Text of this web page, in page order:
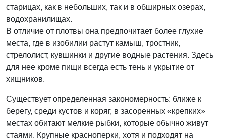
старицах, как в небольших, так и в обширных озерах,
водохранилищах.
В отличие от плотвы она предпочитает более глухие
места, где в изобилии растут камыш, тростник,
стрелолист, кувшинки и другие водные растения. Здесь
для нее кроме пищи всегда есть тень и укрытие от
хищников.
Существует определенная закономерность: ближе к
берегу, среди кустов и коряг, в засоренных «крепких»
местах обитают мелкие рыбки, которые обычно живут
стаями. Крупные красноперки, хотя и подходят на